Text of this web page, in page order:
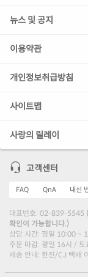
뉴스 및 공지
이용약관
개인정보취급방침
사이트맵
사랑의 릴레이
고객센터
FAQ QnA 내선
대표번호: 02-839-5545
확인이 가능합니다.)
상담 시간: 평일 10:00 ~
주문 마감: 평일 16시 / 토
배송 안내: 한진/CJ 택배